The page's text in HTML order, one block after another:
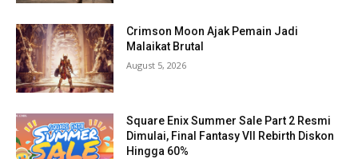
Crimson Moon Ajak Pemain Jadi
Malaikat Brutal
August 5, 2026
Square Enix Summer Sale Part 2 Resmi
Dimulai, Final Fantasy VII Rebirth Diskon
Hingga 60%